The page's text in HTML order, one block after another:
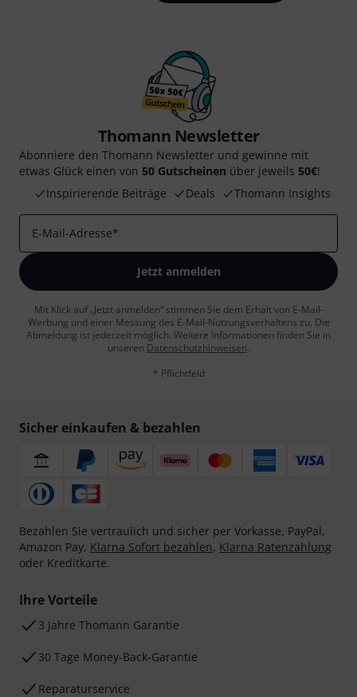
Thomann Newsletter
Abonniere den Thomann Newsletter und gewinne mit
etwas Glück einen von 50 Gutscheinen über jeweils 50€!
Inspirierende Beiträge
Deals Thomann Insights
E-Mail-Adresse*
Jetzt anmelden
Mit Klick auf „Jetzt anmelden“ stimmen Sie dem Erhalt von E-Mail-
Werbung und einer Messung des E-Mail-Nutzungsverhaltens zu. Die
Abmeldung ist jederzeit möglich. Weitere Informationen finden Sie in
unseren Datenschutzhinweisen.
* Pflichtfeld
Sicher einkaufen & bezahlen
Bezahlen Sie vertraulich und sicher per Vorkasse, PayPal,
Amazon Pay, Klarna Sofort bezahlen, Klarna Ratenzahlung
oder Kreditkarte.
Ihre Vorteile
3 Jahre Thomann Garantie
30 Tage Money-Back-Garantie
Reparaturservice